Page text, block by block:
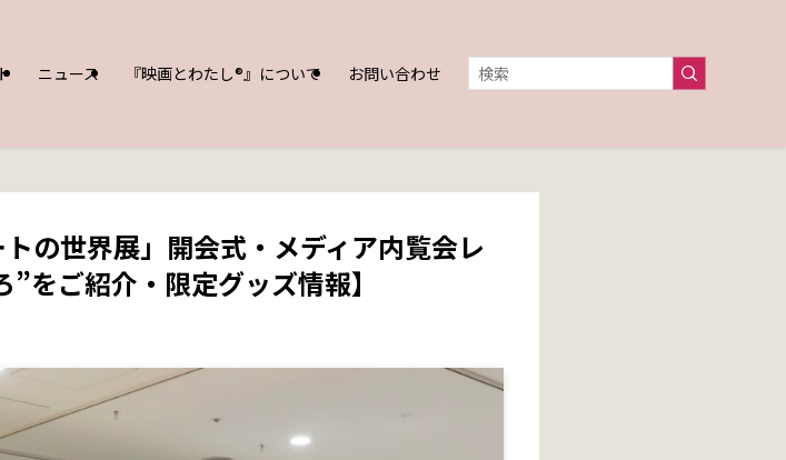
ニュース 『映画とわたし®︎』について お問い合わせ
の世界展」開会式・メディア内覧会レ
をご紹介・限定グッズ情報】